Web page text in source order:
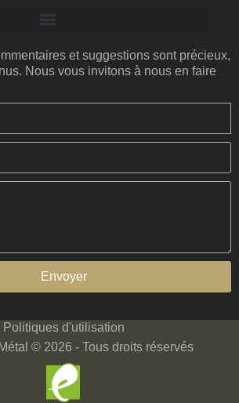
et suggestions sont précieux,
Nous vous invitons à nous en faire
Envoyer
Politiques d'utilisation
© 2026 - Tous droits réservés